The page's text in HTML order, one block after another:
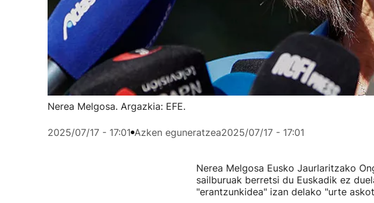
Nerea Melgosa. Argazkia: EFE.
2025/07/17 - 17:01 Azken eguneratzea2025/07/17 - 17:01
Nerea Melgosa Eusko Jaurlaritzako
sailburuak berretsi du Euskadik ez
"erantzunkidea" izan delako "urte